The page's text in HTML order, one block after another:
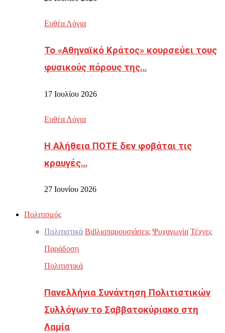
Ευθέα Λόγια
Το «Αθηναϊκό Κράτος» κουρσεύει τους
φυσικούς πόρους της…
17 Ιουλίου 2026
Ευθέα Λόγια
Η Αλήθεια ΠΟΤΕ δεν φοβάται τις
κραυγές…
27 Ιουνίου 2026
Πολιτισμός
Πολιτιστικά Βιβλιοπαρουσιάσεις Ψυχαγωγία Τέχνες
Παράδοση
Πολιτιστικά
Πανελλήνια Συνάντηση Πολιτιστικών
Συλλόγων το Σαββατοκύριακο στη
Λαμία